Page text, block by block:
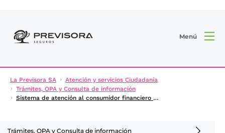
Menú
La Previsora SA
Atención y servicios Ciudadanía
Trámites, OPA y Consulta de información
Sistema de atención al consumidor financiero (SAC)
Trámites, OPA y Consulta de información